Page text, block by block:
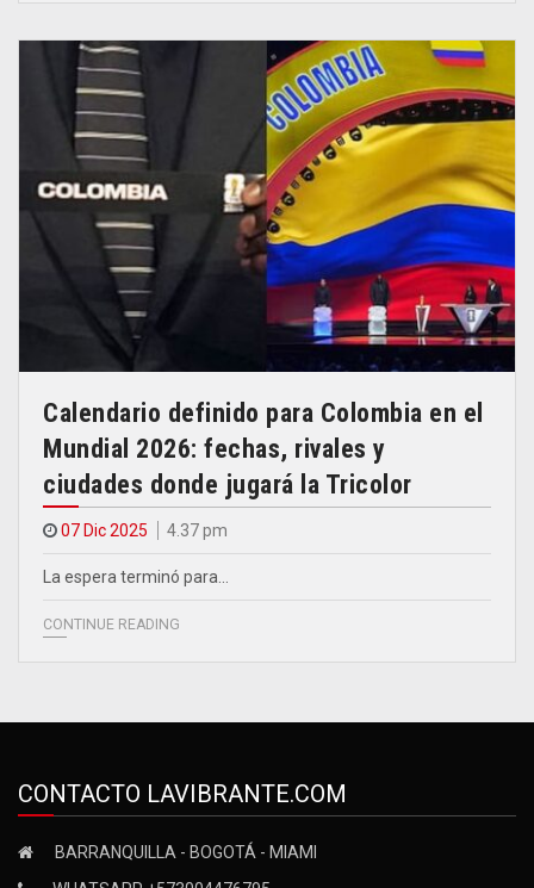
Calendario definido para Colombia en el
Mundial 2026: fechas, rivales y
ciudades donde jugará la Tricolor
07 Dic 2025 4.37 pm
La espera terminó para…
CONTINUE READING
CONTACTO LAVIBRANTE.COM
BARRANQUILLA - BOGOTÁ - MIAMI